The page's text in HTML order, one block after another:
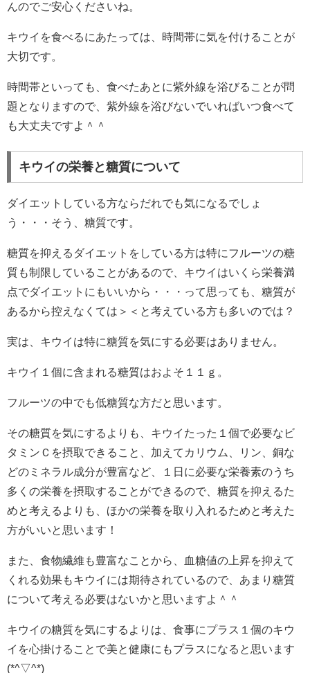
んのでご安心くださいね。
キウイを食べるにあたっては、時間帯に気を付けることが
大切です。
時間帯といっても、食べたあとに紫外線を浴びることが問
題となりますので、紫外線を浴びないでいればいつ食べて
も大丈夫ですよ＾＾
キウイの栄養と糖質について
ダイエットしている方ならだれでも気になるでしょ
う・・・そう、糖質です。
糖質を抑えるダイエットをしている方は特にフルーツの糖
質も制限していることがあるので、キウイはいくら栄養満
点でダイエットにもいいから・・・って思っても、糖質が
あるから控えなくては＞＜と考えている方も多いのでは？
実は、キウイは特に糖質を気にする必要はありません。
キウイ１個に含まれる糖質はおよそ１１ｇ。
フルーツの中でも低糖質な方だと思います。
その糖質を気にするよりも、キウイたった１個で必要なビ
タミンＣを摂取できること、加えてカリウム、リン、銅な
どのミネラル成分が豊富など、１日に必要な栄養素のうち
多くの栄養を摂取することができるので、糖質を抑えるた
めと考えるよりも、ほかの栄養を取り入れるためと考えた
方がいいと思います！
また、食物繊維も豊富なことから、血糖値の上昇を抑えて
くれる効果もキウイには期待されているので、あまり糖質
について考える必要はないかと思いますよ＾＾
キウイの糖質を気にするよりは、食事にプラス１個のキウ
イを心掛けることで美と健康にもプラスになると思います
(*^▽^*)